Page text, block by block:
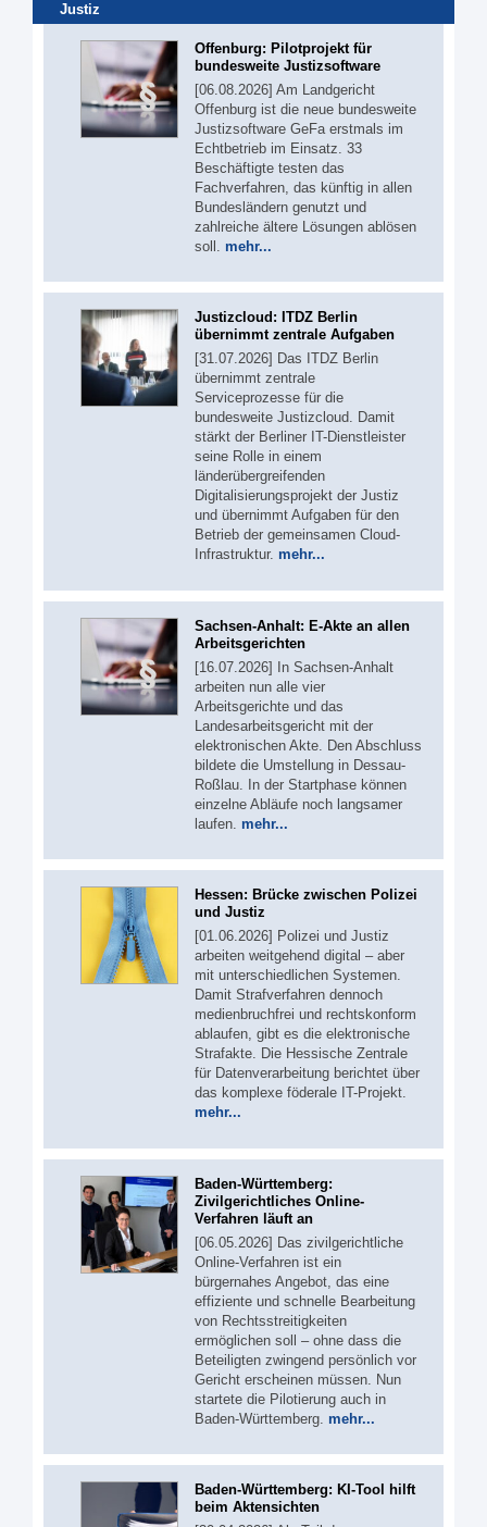
Justiz
Offenburg: Pilotprojekt für
bundesweite Justizsoftware
[06.08.2026] Am Landgericht
Offenburg ist die neue bundesweite
Justizsoftware GeFa erstmals im
Echtbetrieb im Einsatz. 33
Beschäftigte testen das
Fachverfahren, das künftig in allen
Bundesländern genutzt und
zahlreiche ältere Lösungen ablösen
soll. mehr...
Justizcloud: ITDZ Berlin
übernimmt zentrale Aufgaben
[31.07.2026] Das ITDZ Berlin
übernimmt zentrale
Serviceprozesse für die
bundesweite Justizcloud. Damit
stärkt der Berliner IT-Dienstleister
seine Rolle in einem
länderübergreifenden
Digitalisierungsprojekt der Justiz
und übernimmt Aufgaben für den
Betrieb der gemeinsamen Cloud-
Infrastruktur. mehr...
Sachsen-Anhalt: E-Akte an allen
Arbeitsgerichten
[16.07.2026] In Sachsen-Anhalt
arbeiten nun alle vier
Arbeitsgerichte und das
Landesarbeitsgericht mit der
elektronischen Akte. Den Abschluss
bildete die Umstellung in Dessau-
Roßlau. In der Startphase können
einzelne Abläufe noch langsamer
laufen. mehr...
Hessen: Brücke zwischen Polizei
und Justiz
[01.06.2026] Polizei und Justiz
arbeiten weitgehend digital – aber
mit unterschiedlichen Systemen.
Damit Strafverfahren dennoch
medienbruchfrei und rechtskonform
ablaufen, gibt es die elektronische
Strafakte. Die Hessische Zentrale
für Datenverarbeitung berichtet über
das komplexe föderale IT-Projekt.
mehr...
Baden-Württemberg:
Zivilgerichtliches Online-
Verfahren läuft an
[06.05.2026] Das zivilgerichtliche
Online-Verfahren ist ein
bürgernahes Angebot, das eine
effiziente und schnelle Bearbeitung
von Rechtsstreitigkeiten
ermöglichen soll – ohne dass die
Beteiligten zwingend persönlich vor
Gericht erscheinen müssen. Nun
startete die Pilotierung auch in
Baden-Württemberg. mehr...
Baden-Württemberg: KI-Tool hilft
beim Aktensichten